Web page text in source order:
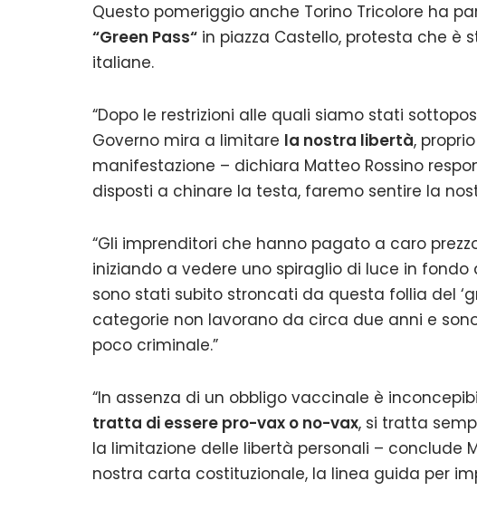
Questo pomeriggio anche Torino Tricolore ha
“Green Pass“ in piazza Castello, protesta che
italiane.
“Dopo le restrizioni alle quali siamo stati
Governo mira a limitare la nostra libertà,
manifestazione – dichiara Matteo Rossino
disposti a chinare la testa, faremo sentire la
“Gli imprenditori che hanno pagato a caro
iniziando a vedere uno spiraglio di luce in
sono stati subito stroncati da questa follia del
categorie non lavorano da circa due anni e
poco criminale.”
“In assenza di un obbligo vaccinale è
tratta di essere pro-vax o no-vax, si tratta
la limitazione delle libertà personali – conclude
nostra carta costituzionale, la linea guida per